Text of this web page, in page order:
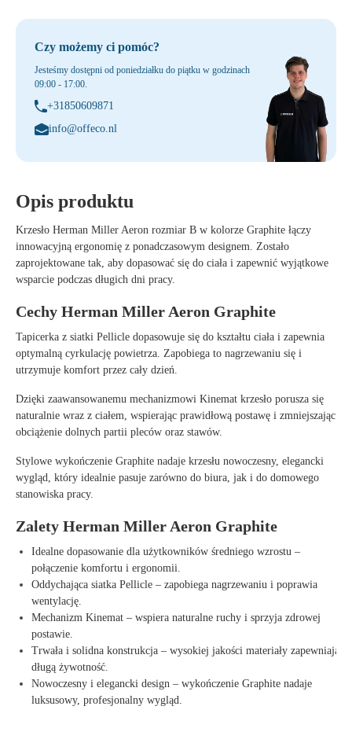
Czy możemy ci pomóc?
Jesteśmy dostępni od poniedziałku do piątku w godzinach
09:00 - 17:00.
+31850609871
info@offeco.nl
Opis produktu
Krzesło Herman Miller Aeron rozmiar B w kolorze Graphite łączy
innowacyjną ergonomię z ponadczasowym designem. Zostało
zaprojektowane tak, aby dopasować się do ciała i zapewnić wyjątkowe
wsparcie podczas długich dni pracy.
Cechy Herman Miller Aeron Graphite
Tapicerka z siatki Pellicle dopasowuje się do kształtu ciała i zapewnia
optymalną cyrkulację powietrza. Zapobiega to nagrzewaniu się i
utrzymuje komfort przez cały dzień.
Dzięki zaawansowanemu mechanizmowi Kinemat krzesło porusza się
naturalnie wraz z ciałem, wspierając prawidłową postawę i zmniejszając
obciążenie dolnych partii pleców oraz stawów.
Stylowe wykończenie Graphite nadaje krzesłu nowoczesny, elegancki
wygląd, który idealnie pasuje zarówno do biura, jak i do domowego
stanowiska pracy.
Zalety Herman Miller Aeron Graphite
Idealne dopasowanie dla użytkowników średniego wzrostu –
połączenie komfortu i ergonomii.
Oddychająca siatka Pellicle – zapobiega nagrzewaniu i poprawia
wentylację.
Mechanizm Kinemat – wspiera naturalne ruchy i sprzyja zdrowej
postawie.
Trwała i solidna konstrukcja – wysokiej jakości materiały zapewniają
długą żywotność.
Nowoczesny i elegancki design – wykończenie Graphite nadaje
luksusowy, profesjonalny wygląd.